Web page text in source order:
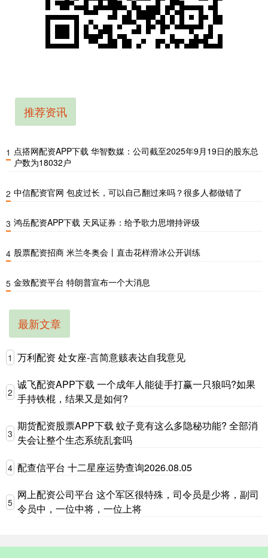
推荐资讯
1 点搭网配资APP下载 华智数媒：公司截至2025年9月19日的股东总
户数为18032户
2 中信配资官网 包皮过长，可以自己翻过来吗？很多人都做错了
3 鸿岳配资APP下载 天风证券：给予歌力思增持评级
4 股票配资招商 米兰冬奥会丨直击花样滑冰公开训练
5 金致配资平台 特朗普宣布一个大消息
最新文章
1 万利配资 处女座-言简意赅表达自我意见
2
诚飞配资APP下载 一个成年人能徒手打赢一只狼吗?如果
手持铁棍，结果又是如何?
3
期货配资股票APP下载 蚊子竟有这么多隐秘功能? 全部消
失会让整个生态系统乱套吗
4 配查信平台 十二星座运势查询2026.08.05
5
网上配资公司平台 这个军区很特殊，司令员是少将，副司
令员中，一位中将，一位上将